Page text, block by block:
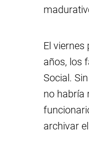
El
años, los
Social.
no habría
archivar